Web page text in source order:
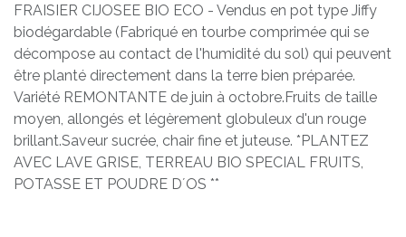
FRAISIER CIJOSEE BIO ECO - Vendus en pot type Jiffy
biodégardable (Fabriqué en tourbe comprimée qui se
décompose au contact de l'humidité du sol) qui peuvent
être planté directement dans la terre bien préparée.
Variété REMONTANTE de juin à octobre.Fruits de taille
moyen, allongés et légèrement globuleux d'un rouge
brillant.Saveur sucrée, chair fine et juteuse. *PLANTEZ
AVEC LAVE GRISE, TERREAU BIO SPECIAL FRUITS,
POTASSE ET POUDRE D´OS **